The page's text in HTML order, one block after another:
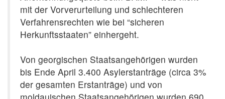
mit der Vorverurteilung und schlechteren
Verfahrensrechten wie bei “sicheren
Herkunftsstaaten” einhergeht.
Von georgischen Staatsangehörigen wurden
bis Ende April 3.400 Asylerstanträge (circa 3%
der gesamten Erstanträge) und von